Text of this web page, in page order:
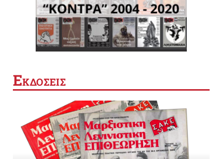
ΕΚΔΟΣΕΙΣ